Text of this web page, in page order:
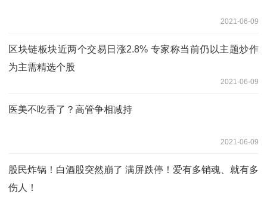
2021-06-09
区块链板块近两个交易日涨2.8% 专家称当前仍以主题炒作
为主需精选个股
2021-06-09
医美不吃香了？高管争相减持
2021-06-09
股民炸锅！白酒股突然崩了 满屏跌停！爱有多销魂、就有多
伤人！